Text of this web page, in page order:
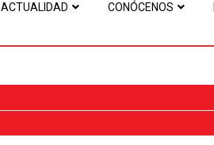
ACTUALIDAD CONÓCENOS